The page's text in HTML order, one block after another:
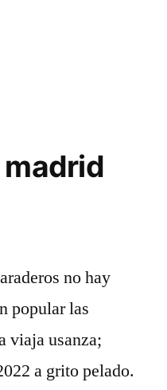
no hay
popular las
viaja usanza;
a grito pelado.